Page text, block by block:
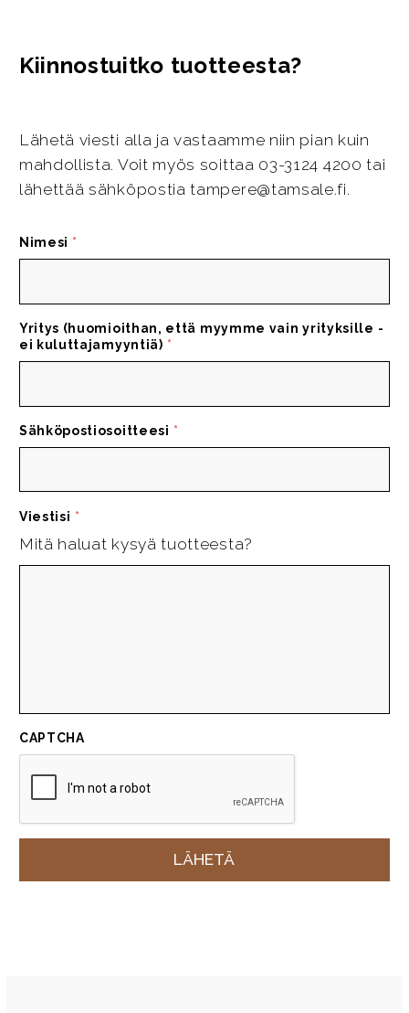
Kiinnostuitko tuotteesta?
Lähetä viesti alla ja vastaamme niin pian kuin
mahdollista. Voit myös soittaa 03-3124 4200 tai
lähettää sähköpostia tampere@tamsale.fi.
Nimesi *
Yritys (huomioithan, että myymme vain yrityksille -
ei kuluttajamyyntiä) *
Sähköpostiosoitteesi *
Viestisi *
Mitä haluat kysyä tuotteesta?
CAPTCHA